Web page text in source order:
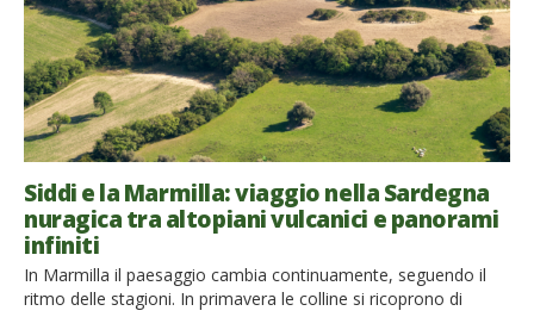
Siddi e la Marmilla: viaggio nella Sardegna
nuragica tra altopiani vulcanici e panorami
infiniti
In Marmilla il paesaggio cambia continuamente, seguendo il
ritmo delle stagioni. In primavera le colline si ricoprono di